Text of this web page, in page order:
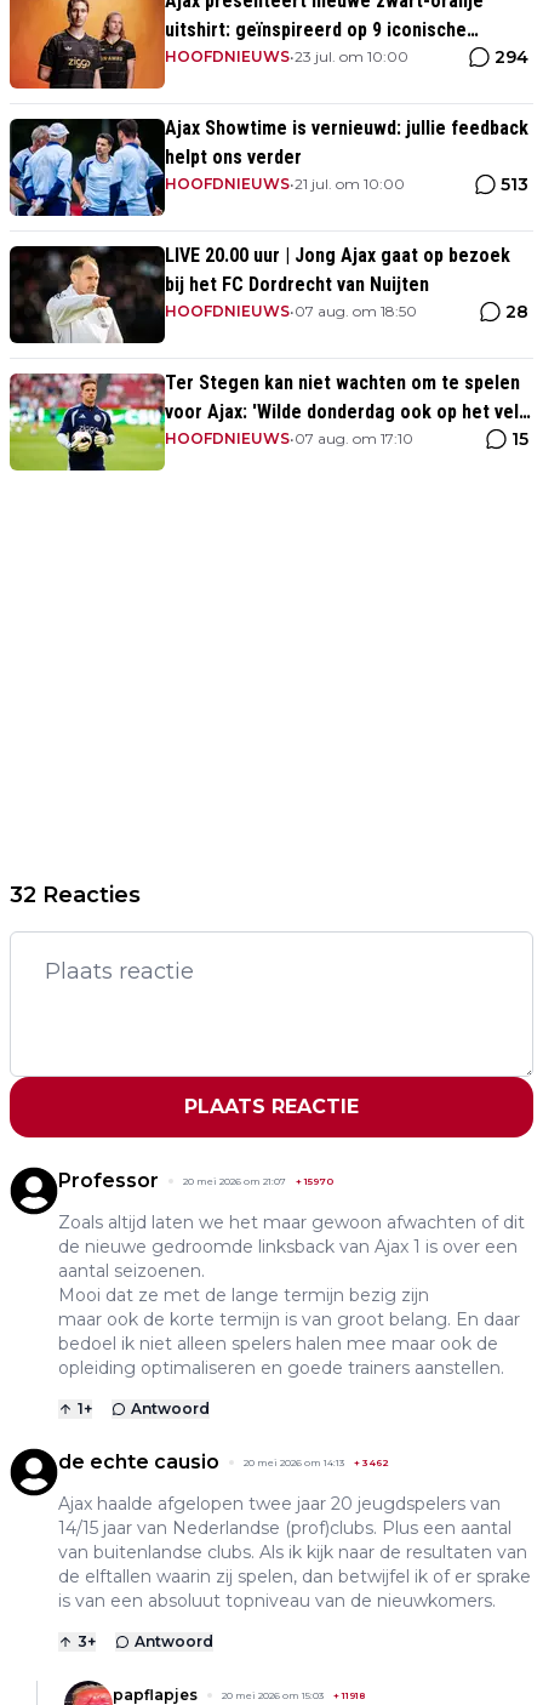
uitshirt: geïnspireerd op 9 iconische
momenten uit clubhistorie
HOOFDNIEUWS•23 jul. om 10:00 294
Ajax Showtime is vernieuwd: jullie feedback
helpt ons verder
HOOFDNIEUWS•21 jul. om 10:00 513
LIVE 20.00 uur | Jong Ajax gaat op bezoek
bij het FC Dordrecht van Nuijten
HOOFDNIEUWS•07 aug. om 18:50 28
Ter Stegen kan niet wachten om te spelen
voor Ajax: 'Wilde donderdag ook op het veld
staan'
HOOFDNIEUWS•07 aug. om 17:10 15
32 Reacties
PLAATS REACTIE
Professor 20 mei 2026 om 21:07 +15970
Zoals altijd laten we het maar gewoon afwachten of dit
de nieuwe gedroomde linksback van Ajax 1 is over een
aantal seizoenen.
Mooi dat ze met de lange termijn bezig zijn
maar ook de korte termijn is van groot belang. En daar
bedoel ik niet alleen spelers halen mee maar ook de
opleiding optimaliseren en goede trainers aanstellen.
1+ Antwoord
de echte causio 20 mei 2026 om 14:13 + 3462
Ajax haalde afgelopen twee jaar 20 jeugdspelers van
14/15 jaar van Nederlandse (prof)clubs. Plus een aantal
van buitenlandse clubs. Als ik kijk naar de resultaten van
de elftallen waarin zij spelen, dan betwijfel ik of er sprake
is van een absoluut topniveau van de nieuwkomers.
3+ Antwoord
papflapjes 20 mei 2026 om 15:03 +11918